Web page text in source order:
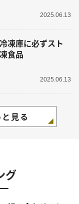
2025.06.13
凍庫に必ずスト
食品
2025.06.13
見る
グ